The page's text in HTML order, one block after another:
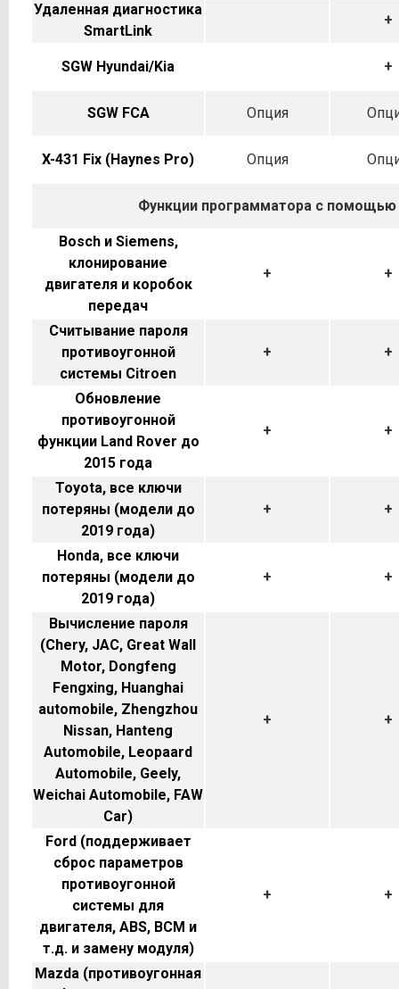
Удаленная диагностика
SmartLink
+
SGW Hyundai/Kia +
SGW FCA Опция
X-431 Fix (Haynes Pro) Опция
Функции программатора с помощью
Bosch и Siemens,
клонирование
двигателя и коробок
передач
+ +
Считывание пароля
противоугонной
системы Citroen
+ +
Обновление
противоугонной
функции Land Rover до
2015 года
+ +
Toyota, все ключи
потеряны (модели до
2019 года)
+ +
Honda, все ключи
потеряны (модели до
2019 года)
+ +
Вычисление пароля
(Chery, JAC, Great Wall
Motor, Dongfeng
Fengxing, Huanghai
automobile, Zhengzhou
Nissan, Hanteng
Automobile, Leopaard
Automobile, Geely,
Weichai Automobile, FAW
Car)
+ +
Ford (поддерживает
сброс параметров
противоугонной
системы для
двигателя, ABS, BCM и
т.д. и замену модуля)
+ +
Mazda (противоугонная